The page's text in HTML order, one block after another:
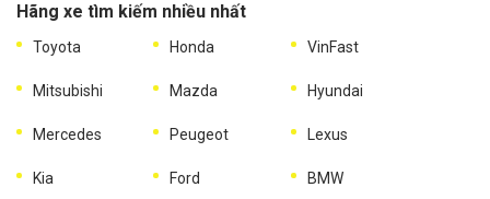
Hãng xe tìm kiếm nhiều nhất
Toyota Honda VinFast
Mitsubishi Mazda Hyundai
Mercedes Peugeot Lexus
Kia Ford BMW